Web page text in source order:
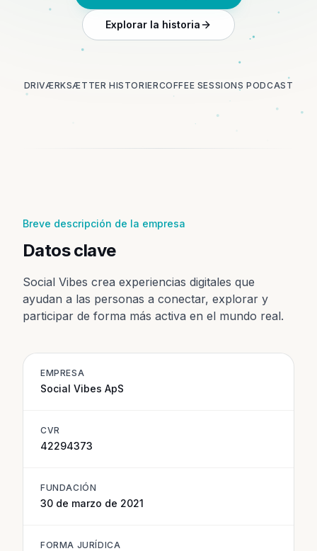
Explorar la historia
DRIVÆRKSÆTTER HISTORIERCOFFEE SESSIONS PODCAST
Breve descripción de la empresa
Datos clave
Social Vibes crea experiencias digitales que
ayudan a las personas a conectar, explorar y
participar de forma más activa en el mundo real.
EMPRESA
Social Vibes ApS
CVR
42294373
FUNDACIÓN
30 de marzo de 2021
FORMA JURÍDICA